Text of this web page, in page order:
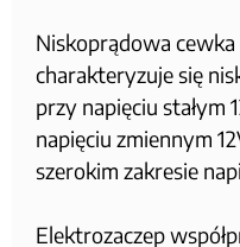
Niskoprądowa
charakteryzuje się
przy napięciu stałym
napięciu zmiennym
szerokim zakresie
Elektrozaczep